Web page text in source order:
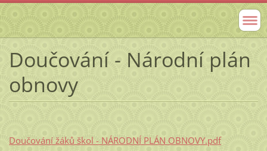
Doučování - Národní plán
obnovy
Doučování žáků škol - NÁRODNÍ PLÁN OBNOVY.pdf